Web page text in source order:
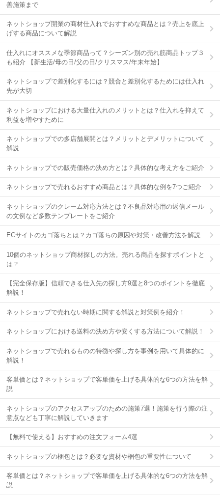
善施策まで
ネットショップ開業の商材仕入れでおすすめな商品とは？売上を底上
げする商品について解説
仕入れにオススメな季節商品って？シーズン別の売れ筋商品トップ３
も紹介 【新生活/母の日/父の日/クリスマス/年末年始】
ネットショップで差別化するには？競合と差別化するためには仕入れ
先が大切
ネットショップにおける大量仕入れのメリットとは？仕入れを抑えて
利益を増やすために
ネットショップでの多店舗展開とは？メリットとデメリットについて
解説
ネットショップでの販売価格の決め方とは？具体的な考え方をご紹介
ネットショップで売れるおすすめ商品とは？具体的な例を7つご紹介
ネットショップのクレーム対応方法とは？不良品対応用の返信メール
の文例など多数テンプレートをご紹介
ECサイトのカゴ落ちとは？カゴ落ちの原因や対策・改善方法を解説
10個のネットショップ商材探しの方法。売れる商品を探すポイントと
は？
【完全保存版】信頼できる仕入先の探し方9選と8つのポイントを徹底
解説！
ネットショップで売れない時期に関する解説と対策例を紹介！
ネットショップにおける送料の決め方や安くする方法について解説！
ネットショップで売れるものの特徴や探し方を事例を用いて具体的に
解説！
客単価とは？ネットショップで客単価を上げる具体的な6つの方法を解
説
ネットショップのアクセスアップのための施策7選！施策を行う際の注
意点なども丁寧に解説していきます
【無料で使える】おすすめの注文フォーム4選
ネットショップの梱包とは？必要な資材や梱包の重要性について
客単価とは？ネットショップで客単価を上げる具体的な6つの方法を解
説